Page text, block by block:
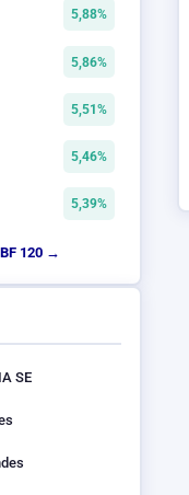
5,88%
5,86%
5,51%
5,46%
5,39%
120 →
SE